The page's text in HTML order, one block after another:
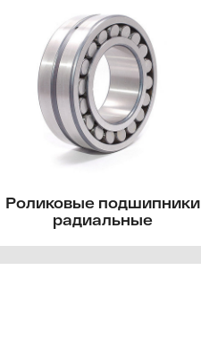
Роликовые подшипники
радиальные